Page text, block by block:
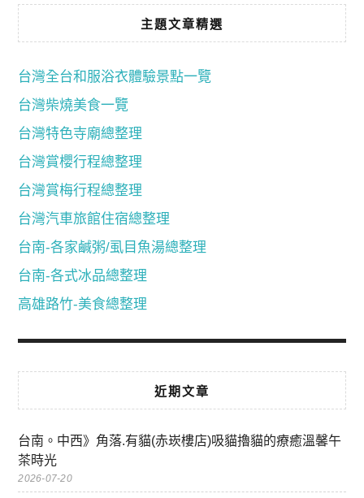
主題文章精選
台灣全台和服浴衣體驗景點一覽
台灣柴燒美食一覽
台灣特色寺廟總整理
台灣賞櫻行程總整理
台灣賞梅行程總整理
台灣汽車旅館住宿總整理
台南-各家鹹粥/虱目魚湯總整理
台南-各式冰品總整理
高雄路竹-美食總整理
近期文章
台南。中西》角落.有貓(赤崁樓店)吸貓擼貓的療癒溫馨午
茶時光
2026-07-20